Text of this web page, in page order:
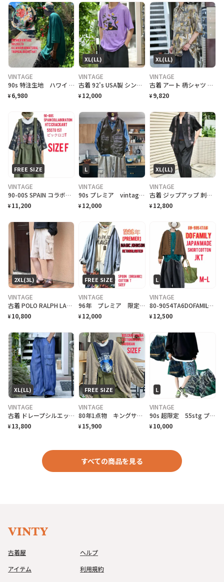
VINTAGE
90s 特注生地 ハワイ material 55so.e.m バケハトロピカル
¥ 6,980
XL(LL)
VINTAGE
古着 92's USA製 シングルステッチ クラフトフェア 記念Tシャツ ネコ
¥ 12,000
XL(LL)
VINTAGE
古着 アート 柄シャツ 総柄シャツ レーヨンシャツ 半袖シャツ デザインシャツ
¥ 9,820
FREE SIZE
VINTAGE
90-00S SPAIN コラボHTC crack ワッペンビックロゴ55STG T
¥ 11,200
L
VINTAGE
90s プレミア vintage USAAIR force TYPE C-1ベスト L
¥ 12,000
XL(LL)
VINTAGE
古着 ジップアップ 刺繍 キューバシャツ デザインシャツ 半袖シャツ
¥ 12,800
2XL(3L)
VINTAGE
古着 POLO RALPH LAUREN 67 chino カーゴ ショーツ
¥ 10,800
FREE SIZE
VINTAGE
96年 プレミア 限定品 オーガニックコットン M.ジョンソン復帰記念 T. F
¥ 12,000
L
VINTAGE
80-9054TA6DOFAMILY JAPANMADE 丈短コットンJKT
¥ 12,500
XL(LL)
VINTAGE
古着 ドレープシルエット ワイドパンツ イージーパンツ カーゴパンツ ブルー 青
¥ 13,800
FREE SIZE
VINTAGE
80年1点物 キングサイズ職人作成 クロシェコットンカーディガン
¥ 15,900
L
VINTAGE
90s 超限定 55stg プロダクトSUVIN COTTON crazyHP
¥ 10,000
すべての商品を見る
古着屋
アイテム
ヘルプ
利用規約